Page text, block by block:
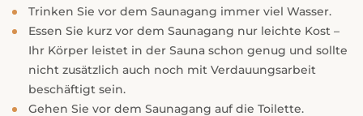
Trinken Sie vor dem Saunagang immer viel Wasser.
Essen Sie kurz vor dem Saunagang nur leichte Kost –
Ihr Körper leistet in der Sauna schon genug und sollte
nicht zusätzlich auch noch mit Verdauungsarbeit
beschäftigt sein.
Gehen Sie vor dem Saunagang auf die Toilette.